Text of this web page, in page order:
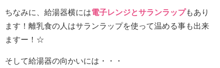
ちなみに、給湯器横には電子レンジとサランラップもあり
ます！離乳食の人はサランラップを使って温める事も出来
ますー！☆
そして給湯器の向かいには・・・